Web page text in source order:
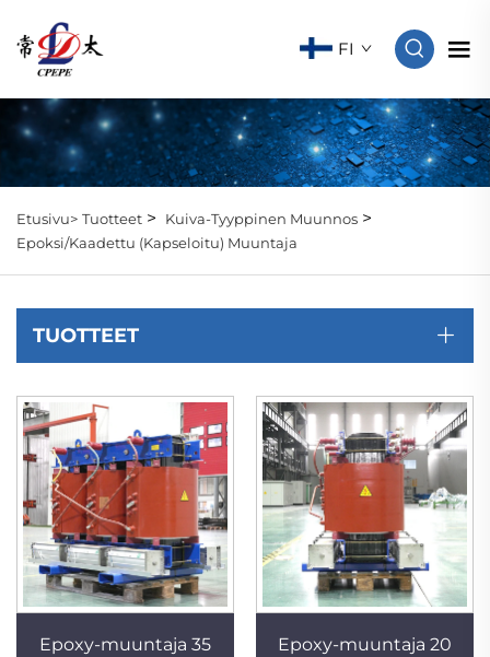
FI
Etusivu> Tuotteet > Kuiva-Tyyppinen Muunnos >
Epoksi/Kaadettu (Kapseloitu) Muuntaja
TUOTTEET
Epoxy-muuntaja 35
Epoxy-muuntaja 20